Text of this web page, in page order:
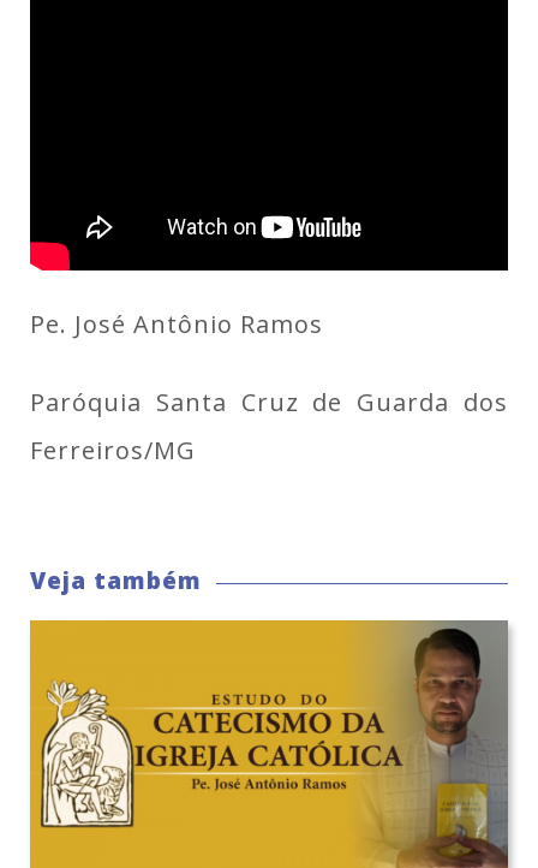
Pe. José Antônio Ramos
Paróquia Santa Cruz de Guarda dos
Ferreiros/MG
Veja também